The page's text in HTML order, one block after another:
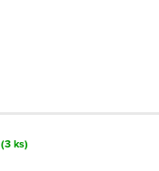
(3 ks)